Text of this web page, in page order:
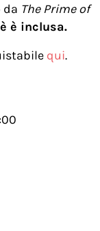
da The Prime of
è inclusa.
qui.